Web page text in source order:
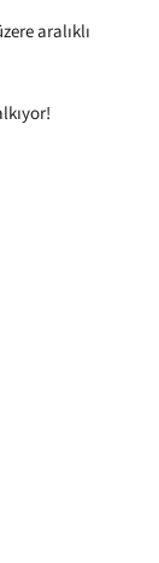
aralıklı